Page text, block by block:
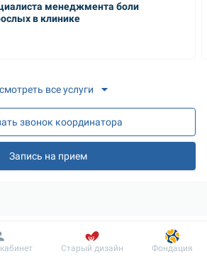
менеджмента боли
в клинике
все услуги
звонок координатора
Запись на прием
университет имени А.А.
Информация Пациенту
Старый дизайн Фондация